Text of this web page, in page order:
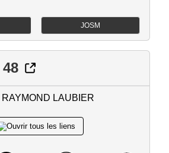
JOSM
RAYMOND LAUBIER